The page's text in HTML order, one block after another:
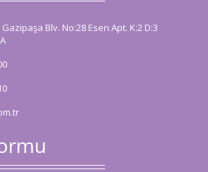
Blv. No:28 Esen Apt. K:2 D:3